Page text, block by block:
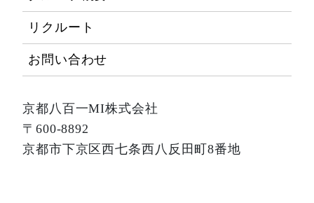
リクルート
お問い合わせ
京都八百一MI株式会社
〒600-8892
京都市下京区西七条西八反田町8番地